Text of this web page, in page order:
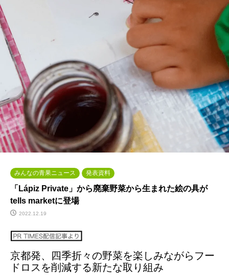
みんなの青果ニュース 発表資料
「Lápiz Private」から廃棄野菜から生まれた絵の具が
tells marketに登場
2022.12.19
京都発、四季折々の野菜を楽しみながらフー
ドロスを削減する新たな取り組み